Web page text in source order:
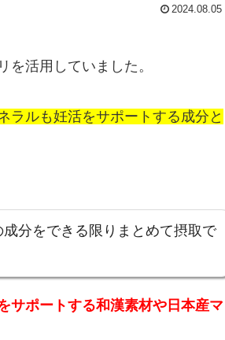
2024.08.05
活用していました。
ラルも妊活をサポートする成分と
分をできる限りまとめて摂取で
サポートする和漢素材や日本産マ